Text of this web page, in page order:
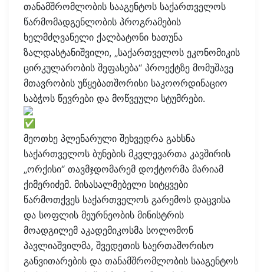
თანამშრომლობის სააგენტოს საქართველოს
წარმომადგენლობის პროგრამების
ხელმძღვანელი ქალბატონი ხათუნა
ზალდასტანიშვილი, „საქართველოს ეკონომიკის
ცირკულარობის შეფასება“ პროექტზე მომუშავე
მთავრობის უწყებათშორისი საკოორდინაციო
საბჭოს წევრები და მოწვეული სტუმრები.
მეოთხე პლენარული შეხვედრა გახსნა
საქართველოს ბუნების მკვლევართა კავშირის
„ორქისი“ თავმჯდომარემ დოქტორმა მარიამ
ქიმერიძემ. მისასალმებელი სიტყვები
წარმოთქვეს საქართველოს გარემოს დაცვისა
და სოფლის მეურნეობის მინისტრის
მოადგილემ აკადემიკოსმა სოლომონ
პავლიაშვილმა, შვედეთის საერთაშორისო
განვითარების და თანამშრომლობის სააგენტოს